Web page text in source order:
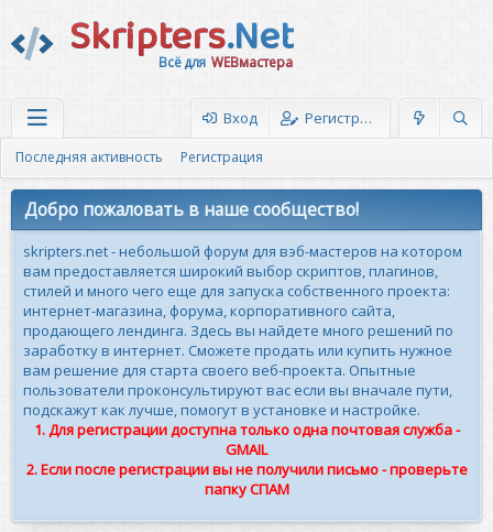
Skripters.Net
Всё для WEBмастера
Вход Регистрация
Последняя активность Регистрация
Добро пожаловать в наше сообщество!
skripters.net - небольшой форум для вэб-мастеров на котором
вам предоставляется широкий выбор скриптов, плагинов,
стилей и много чего еще для запуска собственного проекта:
интернет-магазина, форума, корпоративного сайта,
продающего лендинга. Здесь вы найдете много решений по
заработку в интернет. Сможете продать или купить нужное
вам решение для старта своего веб-проекта. Опытные
пользователи проконсультируют вас если вы вначале пути,
подскажут как лучше, помогут в установке и настройке.
1. Для регистрации доступна только одна почтовая служба -
GMAIL
2. Если после регистрации вы не получили письмо - проверьте
папку СПАМ